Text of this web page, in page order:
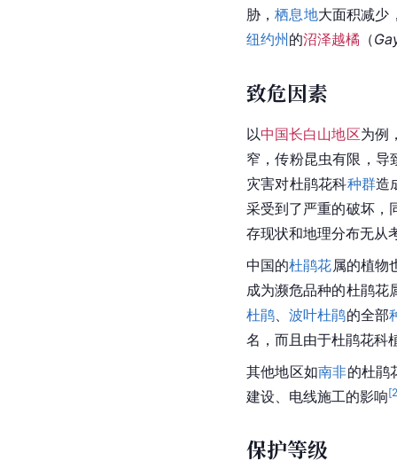
胁，栖息地大面积减少
纽约州 的沼泽越橘 （
致危因素
以中国长白山地区为例
窄，传粉昆虫有限，导
灾害对杜鹃花科种群造
采受到了严重的破坏，
存现状和地理分布无从
中国的杜鹃花属的植物
成为濒危品种的杜鹃花
杜鹃 、波叶杜鹃的全部
名，而且由于杜鹃花科
其他地区如南非的杜鹃
建设、电线施工的影响[
保护等级